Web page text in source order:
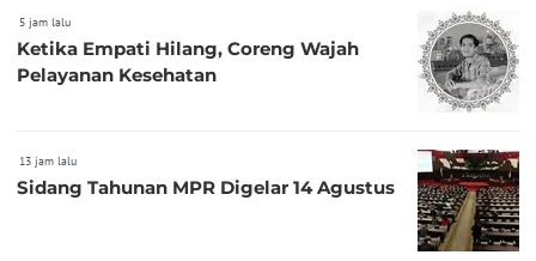
5 jam lalu
Ketika Empati Hilang, Coreng Wajah
Pelayanan Kesehatan
13 jam lalu
Sidang Tahunan MPR Digelar 14 Agustus